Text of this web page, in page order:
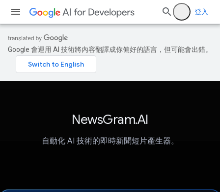
登入
Google 會運用 AI 技術將內容翻譯成你偏好的語言，但可能會出錯。
NewsGram.AI
自動化 AI 技術的即時新聞短片產生器。